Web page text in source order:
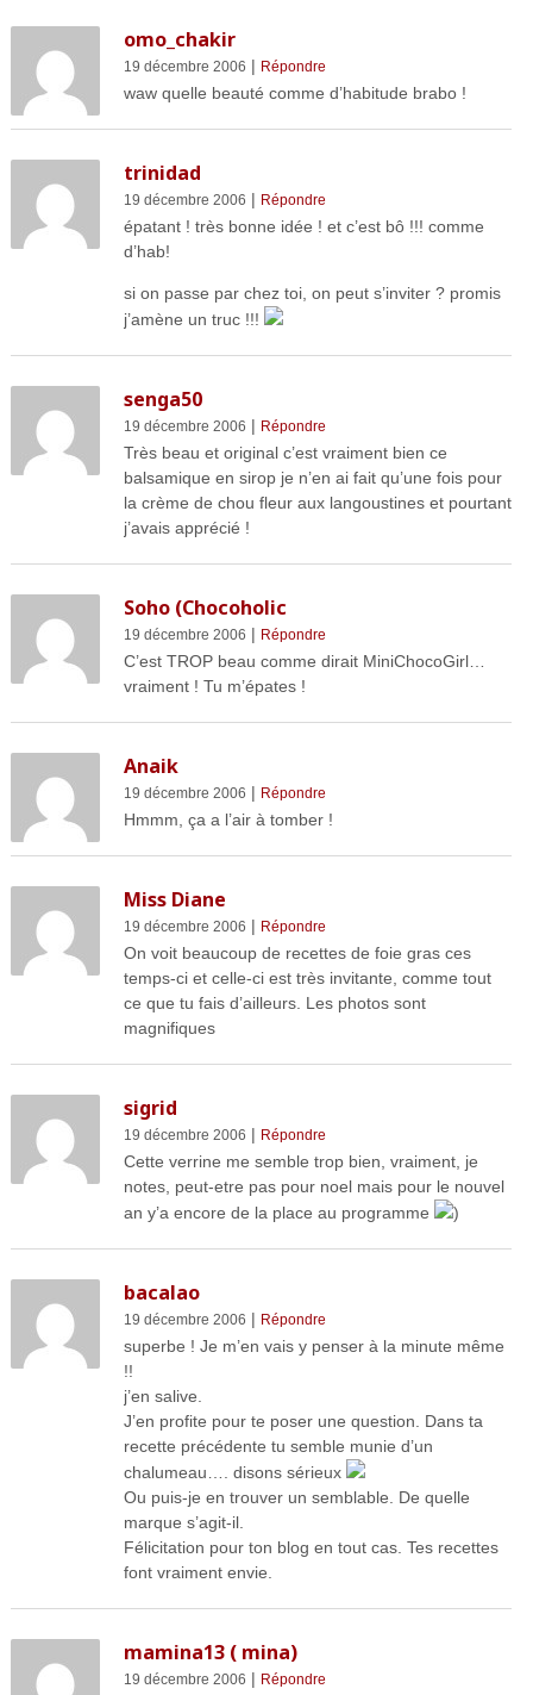
omo_chakir
19 décembre 2006 | Répondre
waw quelle beauté comme d’habitude brabo !
trinidad
19 décembre 2006 | Répondre
épatant ! très bonne idée ! et c’est bô !!! comme
d’hab!
si on passe par chez toi, on peut s’inviter ? promis
j’amène un truc !!!
senga50
19 décembre 2006 | Répondre
Très beau et original c’est vraiment bien ce
balsamique en sirop je n’en ai fait qu’une fois pour
la crème de chou fleur aux langoustines et pourtant
j’avais apprécié !
Soho (Chocoholic
19 décembre 2006 | Répondre
C’est TROP beau comme dirait MiniChocoGirl…
vraiment ! Tu m’épates !
Anaik
19 décembre 2006 | Répondre
Hmmm, ça a l’air à tomber !
Miss Diane
19 décembre 2006 | Répondre
On voit beaucoup de recettes de foie gras ces
temps-ci et celle-ci est très invitante, comme tout
ce que tu fais d’ailleurs. Les photos sont
magnifiques
sigrid
19 décembre 2006 | Répondre
Cette verrine me semble trop bien, vraiment, je
notes, peut-etre pas pour noel mais pour le nouvel
an y’a encore de la place au programme
)
bacalao
19 décembre 2006 | Répondre
superbe ! Je m’en vais y penser à la minute même
!!
j’en salive.
J’en profite pour te poser une question. Dans ta
recette précédente tu semble munie d’un
chalumeau…. disons sérieux
Ou puis-je en trouver un semblable. De quelle
marque s’agit-il.
Félicitation pour ton blog en tout cas. Tes recettes
font vraiment envie.
mamina13 ( mina)
19 décembre 2006 | Répondre